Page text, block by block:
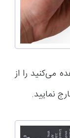
می‌کنید را از
نمایید.